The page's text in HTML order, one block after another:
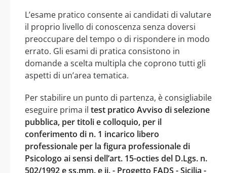
L’esame pratico consente ai candidati di valutare
il proprio livello di conoscenza senza doversi
preoccupare del tempo o di rispondere in modo
errato. Gli esami di pratica consistono in
domande a scelta multipla che coprono tutti gli
aspetti di un’area tematica.
Per stabilire un punto di partenza, è consigliabile
eseguire prima il test pratico Avviso di selezione
pubblica, per titoli e colloquio, per il
conferimento di n. 1 incarico libero
professionale per la figura professionale di
Psicologo ai sensi dell’art. 15-octies del D.Lgs. n.
502/1992 e ss.mm. e ii. - Progetto FADS - Sicilia -